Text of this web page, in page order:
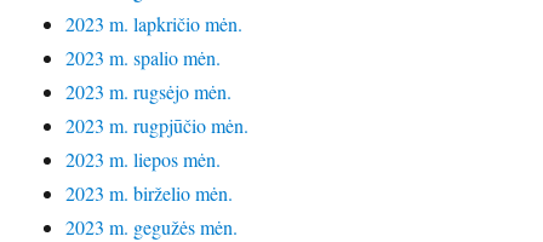
2023 m. lapkričio mėn.
2023 m. spalio mėn.
2023 m. rugsėjo mėn.
2023 m. rugpjūčio mėn.
2023 m. liepos mėn.
2023 m. birželio mėn.
2023 m. gegužės mėn.